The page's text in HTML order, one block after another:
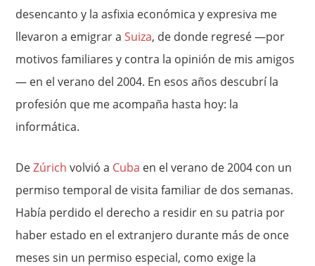
desencanto y la asfixia económica y expresiva me
llevaron a emigrar aSuiza, de donde regresé —por
motivos familiares y contra la opinión de mis amigos
— en el verano del 2004. En esos años descubrí la
profesión que me acompaña hasta hoy: la
informática.
DeZúrich volvió a Cuba en el verano de 2004 con un
permiso temporal de visita familiar de dos semanas.
Había perdido el derecho a residir en su patria por
haber estado en el extranjero durante más de once
meses sin un permiso especial, como exige la